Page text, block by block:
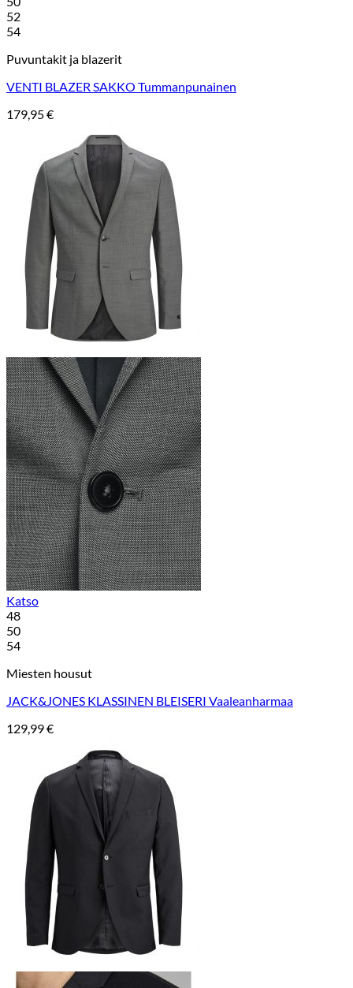
52
54
Puvuntakit ja blazerit
VENTI BLAZER SAKKO Tummanpunainen
179,95€
Katso
48
50
54
Miesten housut
JACK&JONES KLASSINEN BLEISERI Vaaleanharmaa
129,99€